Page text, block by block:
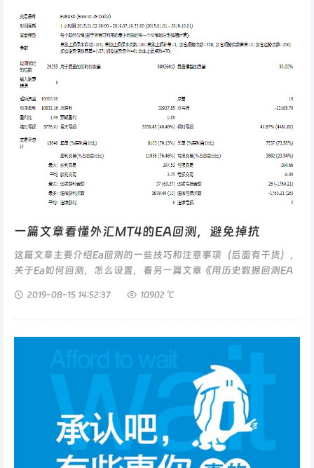
一篇文章看懂外汇MT4的EA回测，避免掉抗
这篇文章主要介绍Ea回测的一些技巧和注意事项（后面有干货），
关于Ea如何回测，怎么设置，看另一篇文章《用历史数据回测EA
2019-08-15 14:52:37 10902 ℃